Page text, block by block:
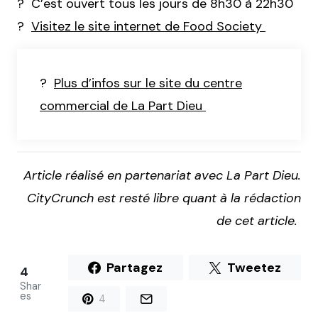
? C’est ouvert tous les jours de 8h30 à 22h30
? Visitez le site internet de Food Society
? Plus d’infos sur le site du centre
commercial de La Part Dieu
Article réalisé en partenariat avec La Part Dieu.
CityCrunch est resté libre quant à la rédaction
de cet article.
4
Shar
es
Partagez Tweetez
4